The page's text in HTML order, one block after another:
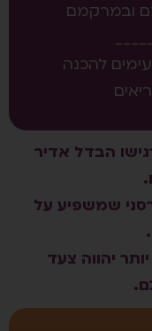
ובמרקמם
להכנה
הבדל אדיר
שמשפיע על
יהווה צעד